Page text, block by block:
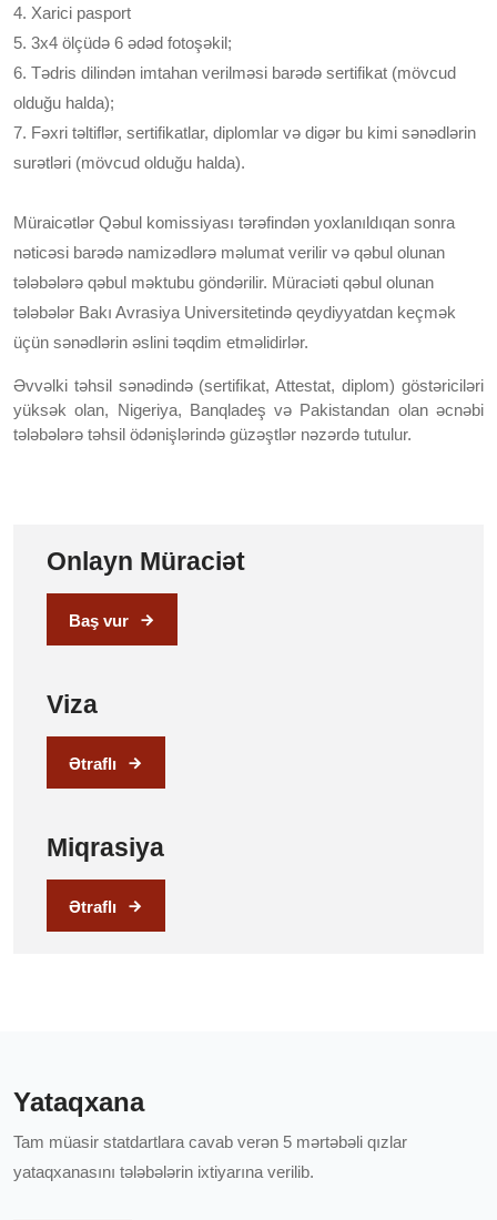
4. Xarici pasport
5. 3x4 ölçüdə 6 ədəd fotoşəkil;
6. Tədris dilindən imtahan verilməsi barədə sertifikat (mövcud
olduğu halda);
7. Fəxri təltiflər, sertifikatlar, diplomlar və digər bu kimi sənədlərin
surətləri (mövcud olduğu halda).
Müraicətlər Qəbul komissiyası tərəfindən yoxlanıldıqan sonra
nəticəsi barədə namizədlərə məlumat verilir və qəbul olunan
tələbələrə qəbul məktubu göndərilir. Müraciəti qəbul olunan
tələbələr Bakı Avrasiya Universitetində qeydiyyatdan keçmək
üçün sənədlərin əslini təqdim etməlidirlər.
Əvvəlki təhsil sənədində (sertifikat, Attestat, diplom) göstəriciləri
yüksək olan, Nigeriya, Banqladeş və Pakistandan olan əcnəbi
tələbələrə təhsil ödənişlərində güzəştlər nəzərdə tutulur.
Onlayn Müraciət
Baş vur
Viza
Ətraflı
Miqrasiya
Ətraflı
Yataqxana
Tam müasir statdartlara cavab verən 5 mərtəbəli qızlar
yataqxanasını tələbələrin ixtiyarına verilib.